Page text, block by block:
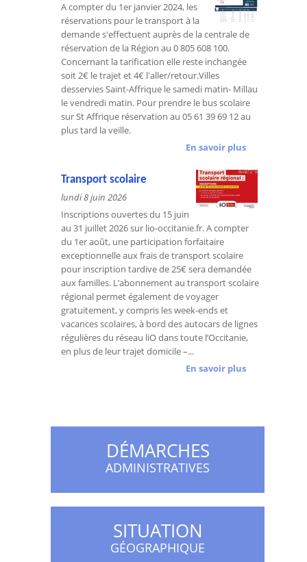
A compter du 1er janvier 2024, les
réservations pour le transport à la
demande s'effectuent auprès de la centrale de
réservation de la Région au 0 805 608 100.
Concernant la tarification elle reste inchangée
soit 2€ le trajet et 4€ l'aller/retour.Villes
desservies Saint-Affrique le samedi matin- Millau
le vendredi matin. Pour prendre le bus scolaire
sur St Affrique réservation au 05 61 39 69 12 au
plus tard la veille.
En savoir plus
Transport scolaire
lundi 8 juin 2026
Inscriptions ouvertes du 15 juin
au 31 juillet 2026 sur lio-occitanie.fr. A compter
du 1er août, une participation forfaitaire
exceptionnelle aux frais de transport scolaire
pour inscription tardive de 25€ sera demandée
aux familles. L’abonnement au transport scolaire
régional permet également de voyager
gratuitement, y compris les week-ends et
vacances scolaires, à bord des autocars de lignes
régulières du réseau liO dans toute l’Occitanie,
en plus de leur trajet domicile –...
En savoir plus
DÉMARCHES
ADMINISTRATIVES
SITUATION
GÉOGRAPHIQUE